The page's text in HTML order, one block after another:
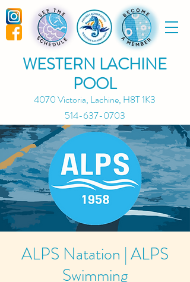
WESTERN LACHINE
POOL
4070 Victoria, Lachine, H8T 1K3
514-637-0703
ALPS Natation | ALPS
Swimming